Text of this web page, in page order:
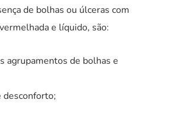
de bolhas ou úlceras com
e líquido, são:
agrupamentos de bolhas e
desconforto;